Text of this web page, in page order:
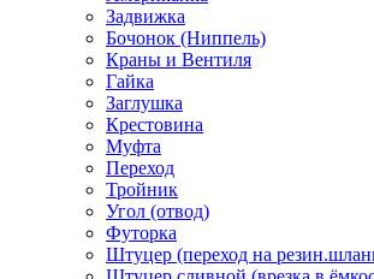
Задвижка
Бочонок (Ниппель)
Краны и Вентиля
Гайка
Заглушка
Крестовина
Муфта
Переход
Тройник
Угол (отвод)
Футорка
Штуцер (переход на